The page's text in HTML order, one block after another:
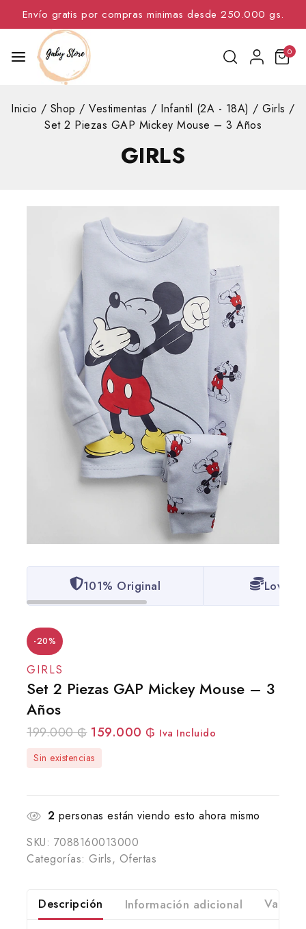
Envío gratis por compras minimas desde 250.000 gs.
0
Inicio / Shop / Vestimentas / Infantil (2A - 18A) / Girls /
Set 2 Piezas GAP Mickey Mouse – 3 Años
GIRLS
101% Original Lowest
-20%
GIRLS
Set 2 Piezas GAP Mickey Mouse – 3
Años
199.000₲ 159.000 ₲ Iva Incluido
Sin existencias
2 personas están viendo esto ahora mismo
SKU: 7088160013000
Categorías: Girls, Ofertas
Descripción Información adicional